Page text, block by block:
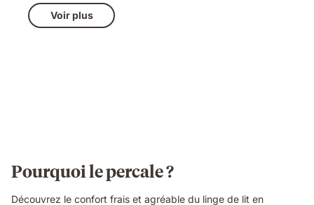
91.98 CHF d'origine
114.98 CHF
Voir plus
Pourquoi le percale ?
Découvrez le confort frais et agréable du linge de lit en